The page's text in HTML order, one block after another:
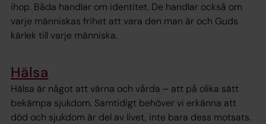
ihop. Båda handlar om identitet. De handlar också om
varje människas frihet att vara den man är och Guds
kärlek till varje människa.
Hälsa
Hälsa är något att värna och vårda – att på olika sätt
bekämpa sjukdom. Samtidigt behöver vi erkänna att
död och sjukdom är del av livet, inte bara dess motsats.